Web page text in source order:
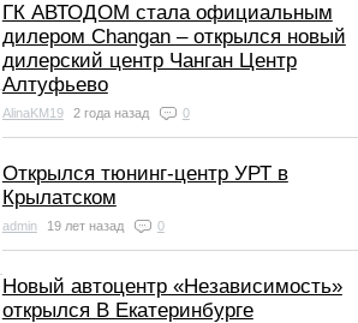
ГК АВТОДОМ стала официальным
дилером Changan – открылся новый
дилерский центр Чанган Центр
Алтуфьево
AlinaKM19 2 года назад 0
Открылся тюнинг-центр УРТ в
Крылатском
admin 19 лет назад 0
Новый автоцентр «Независимость»
открылся В Екатеринбурге